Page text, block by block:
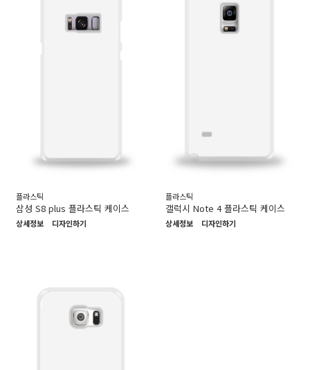
플라스틱
삼성 S8 plus 플라스틱 케이스
상세정보 디자인하기
플라스틱
갤럭시 Note 4 플라스틱 케이스
상세정보 디자인하기